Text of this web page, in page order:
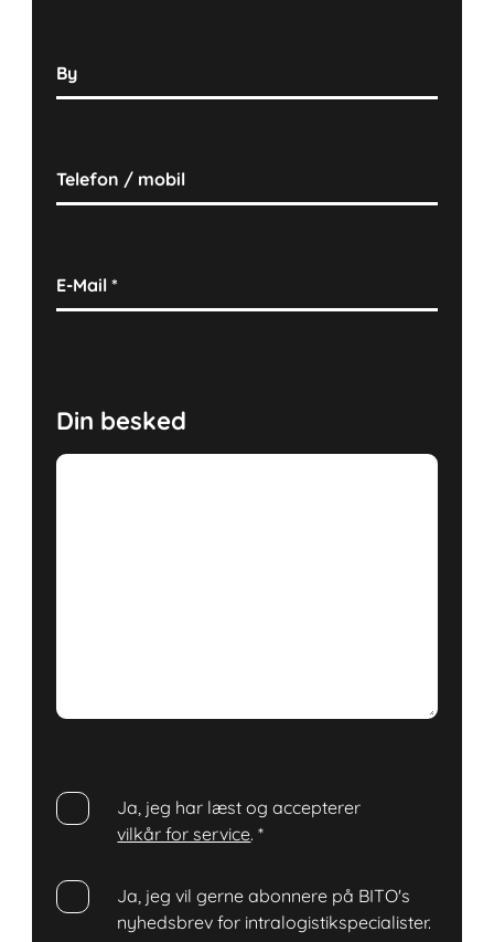
By
Telefon / mobil
E-Mail*
Din besked
Ja, jeg har læst og accepterer
vilkår for service.*
Ja, jeg vil gerne abonnere på BITO's
nyhedsbrev for intralogistikspecialister.